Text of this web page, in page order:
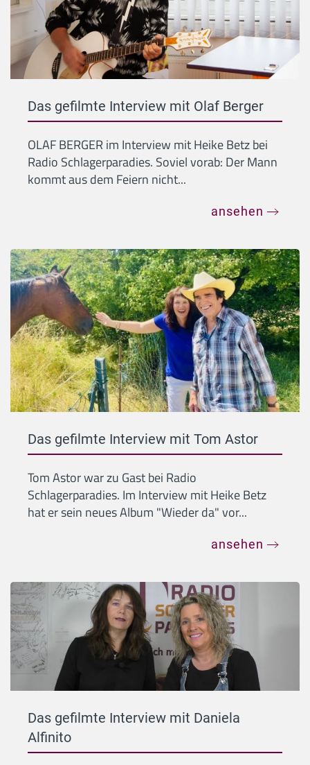
Das gefilmte Interview mit Olaf Berger
OLAF BERGER im Interview mit Heike Betz bei
Radio Schlagerparadies. Soviel vorab: Der Mann
kommt aus dem Feiern nicht...
ansehen
Das gefilmte Interview mit Tom Astor
Tom Astor war zu Gast bei Radio
Schlagerparadies. Im Interview mit Heike Betz
hat er sein neues Album "Wieder da" vor...
ansehen
Das gefilmte Interview mit Daniela
Alfinito